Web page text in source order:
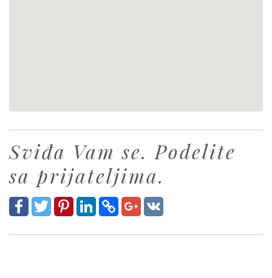
Sviđa Vam se. Podelite
sa prijateljima.